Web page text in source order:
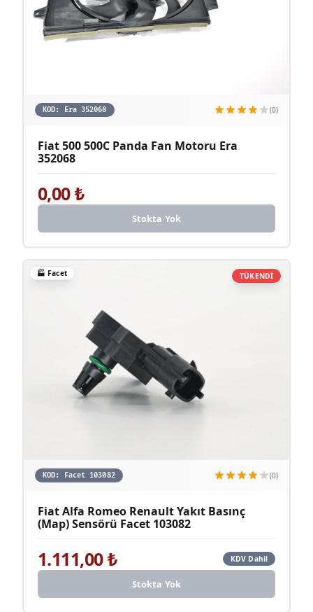
KOD: Era 352068 (0)
Fiat 500 500C Panda Fan Motoru Era
352068
0,00₺
Stokta Yok
TÜKENDİ
🏭 Facet
KOD: Facet 103082 (0)
Fiat Alfa Romeo Renault Yakıt Basınç
(Map) Sensörü Facet 103082
1.111,00₺ KDV Dahil
Stokta Yok